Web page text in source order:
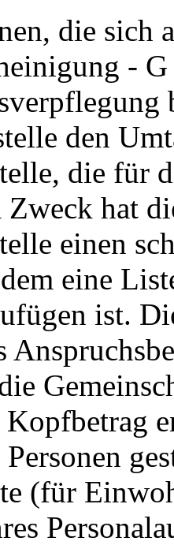
die sich
-
den
die für
hat
einen
eine
ist.
(für